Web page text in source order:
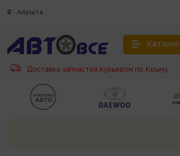
Алушта
Каталог
Доставка запчастей курьером по Крыму